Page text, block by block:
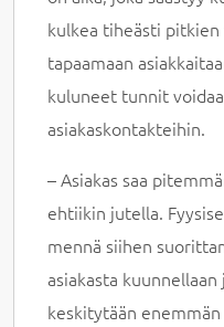
kulkea tiheästi
tapaamaan
kuluneet tunnit
asiakaskontakteihin.
– Asiakas saa
ehtiikin jutella.
mennä siihen
asiakasta
keskitytään